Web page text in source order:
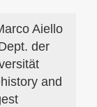
Aiello
der
and